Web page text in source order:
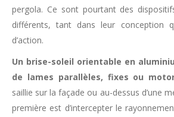
pergola. Ce sont pourtant des
différents, tant dans leur conception
d’action.
Un brise-soleil orientable en
de lames parallèles, fixes ou
saillie sur la façade ou au-dessus d’une
première est d’intercepter le